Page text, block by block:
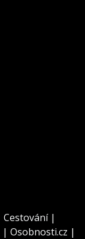
Cestování|
| Osobnosti.cz |